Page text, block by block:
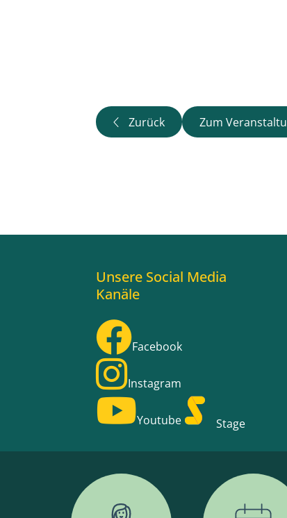
Zurück Zum
Unsere Social Media
Kanäle
Facebook
Instagram
Youtube Stage